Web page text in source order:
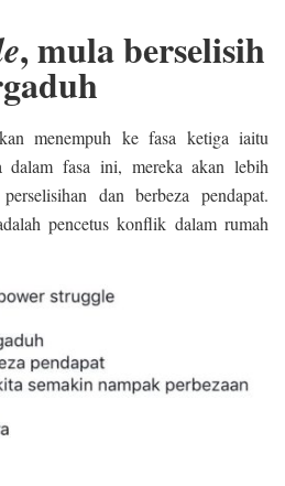
, mula berselisih
menempuh ke fasa ketiga iaitu
dalam fasa ini, mereka akan lebih
dan berbeza pendapat.
pencetus konflik dalam rumah